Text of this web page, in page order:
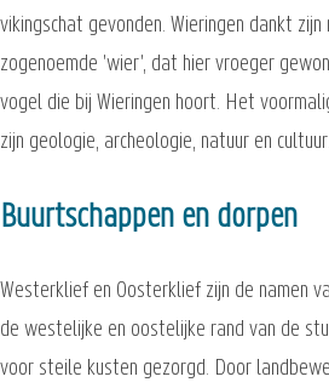
vikingschat gevonden. Wieringen dankt
zogenoemde 'wier', dat hier vroeger
vogel die bij Wieringen hoort. Het
zijn geologie, archeologie, natuur en cultuur.
Buurtschappen en dorpen
Westerklief en Oosterklief zijn de namen
de westelijke en oostelijke rand van de
voor steile kusten gezorgd. Door